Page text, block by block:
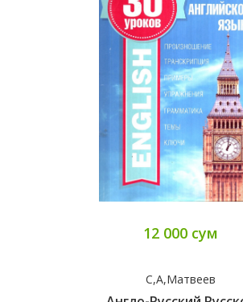
12 000 сум
С,А,Матвеев